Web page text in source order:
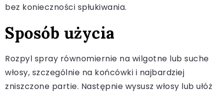
bez konieczności spłukiwania.
Sposób użycia
Rozpyl spray równomiernie na wilgotne lub suche
włosy, szczególnie na końcówki i najbardziej
zniszczone partie. Następnie wysusz włosy lub ułóż